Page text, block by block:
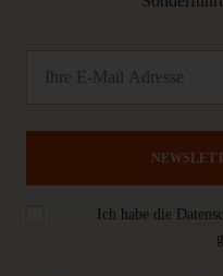
Ich habe die